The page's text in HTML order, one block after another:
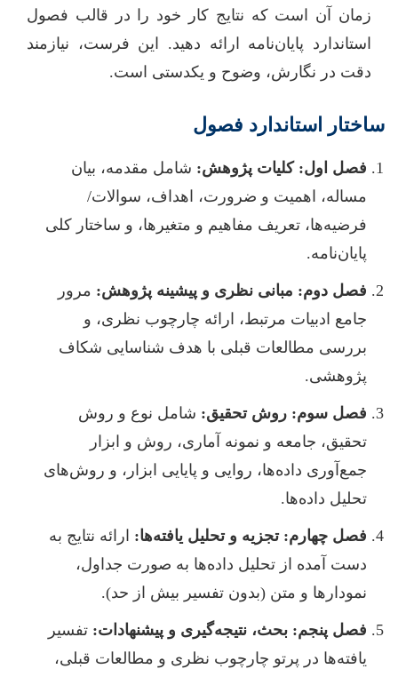
زمان آن است که نتایج کار خود را در قالب فصول
استاندارد پایان‌نامه ارائه دهید. این فرست، نیازمند
دقت در نگارش، وضوح و یکدستی است.
ساختار استاندارد فصول
فصل اول: کلیات پژوهش: شامل مقدمه، بیان
مساله، اهمیت و ضرورت، اهداف، سوالات/
فرضیه‌ها، تعریف مفاهیم و متغیرها، و ساختار کلی
پایان‌نامه.
فصل دوم: مبانی نظری و پیشینه پژوهش: مرور
جامع ادبیات مرتبط، ارائه چارچوب نظری، و
بررسی مطالعات قبلی با هدف شناسایی شکاف
پژوهشی.
فصل سوم: روش تحقیق: شامل نوع و روش
تحقیق، جامعه و نمونه آماری، روش و ابزار
جمع‌آوری داده‌ها، روایی و پایایی ابزار، و روش‌های
تحلیل داده‌ها.
فصل چهارم: تجزیه و تحلیل یافته‌ها: ارائه نتایج به
دست آمده از تحلیل داده‌ها به صورت جداول،
نمودارها و متن (بدون تفسیر بیش از حد).
فصل پنجم: بحث، نتیجه‌گیری و پیشنهادات: تفسیر
یافته‌ها در پرتو چارچوب نظری و مطالعات قبلی،